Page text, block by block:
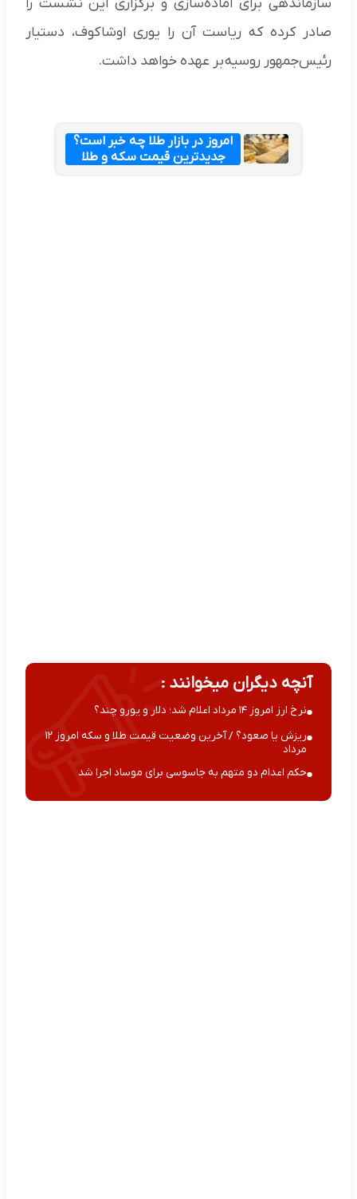
صادر کرده که ریاست آن را یوری اوشاکوف، دستیار
رئیس‌جمهور روسیه بر عهده خواهد داشت.
امروز در بازار طلا چه خبر است؟
جدیدترین قیمت سکه و طلا
آنچه دیگران میخوانند :
نرخ ارز امروز ۱۴ مرداد اعلام شد؛ دلار و یورو چند؟
ریزش یا صعود؟ / آخرین وضعیت قیمت طلا و سکه امروز ۱۲
مرداد
حکم اعدام دو متهم به جاسوسی برای موساد اجرا شد